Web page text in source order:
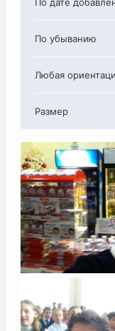
По убыванию
Любая
Размер